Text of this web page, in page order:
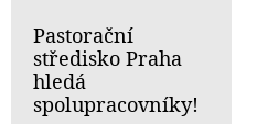
Pastorační
středisko Praha
hledá
spolupracovníky!